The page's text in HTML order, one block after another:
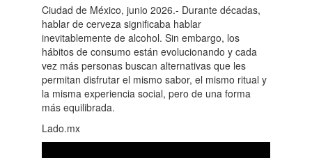
Ciudad de México, junio 2026.- Durante décadas,
hablar de cerveza significaba hablar
inevitablemente de alcohol. Sin embargo, los
hábitos de consumo están evolucionando y cada
vez más personas buscan alternativas que les
permitan disfrutar el mismo sabor, el mismo ritual y
la misma experiencia social, pero de una forma
más equilibrada.
Lado.mx